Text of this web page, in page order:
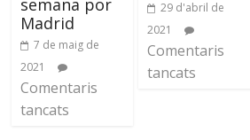
semana por
Madrid
7 de maig de
2021
Comentaris
tancats
29 d'abril de
2021
Comentaris
tancats